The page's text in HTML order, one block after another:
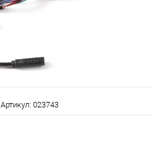
Артикул: 023743